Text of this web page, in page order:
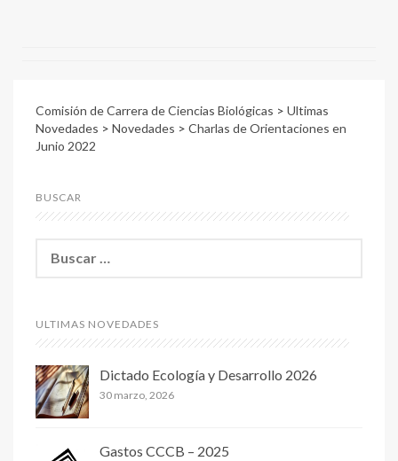
Comisión de Carrera de Ciencias Biológicas > Ultimas
Novedades > Novedades > Charlas de Orientaciones en
Junio 2022
BUSCAR
a
ULTIMAS NOVEDADES
Dictado Ecología y Desarrollo 2026
30 marzo, 2026
Gastos CCCB – 2025